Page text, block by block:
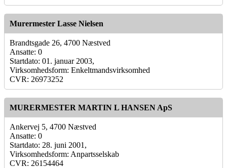
Murermester Lasse Nielsen
Brandtsgade 26, 4700 Næstved
Ansatte: 0
Startdato: 01. januar 2003,
Virksomhedsform: Enkeltmandsvirksomhed
CVR: 26973252
MURERMESTER MARTIN L HANSEN ApS
Ankervej 5, 4700 Næstved
Ansatte: 0
Startdato: 28. juni 2001,
Virksomhedsform: Anpartsselskab
CVR: 26154464